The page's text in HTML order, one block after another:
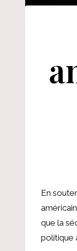
En
que la
politique